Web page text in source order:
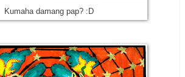
Kumaha damang pap? :D